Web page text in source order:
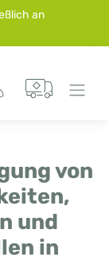
an
von
und
in